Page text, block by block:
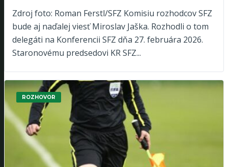
Zdroj foto: Roman Ferstl/SFZ Komisiu rozhodcov SFZ
bude aj naďalej viesť Miroslav Jaška. Rozhodli o tom
delegáti na Konferencii SFZ dňa 27. februára 2026.
Staronovému predsedovi KR SFZ...
ROZHOVOR